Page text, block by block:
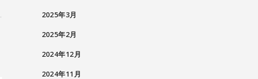
2025年3月
2025年2月
2024年12月
2024年11月